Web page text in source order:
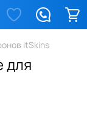
itSkins
для